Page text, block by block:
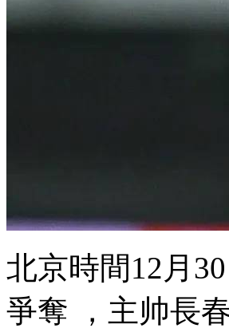
北京時間12月30
爭奪 ，主帅長